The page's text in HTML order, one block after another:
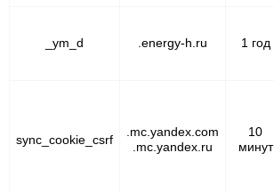
_ym_d .energy-h.ru 1 год
sync_cookie_csrf
.mc.yandex.com
.mc.yandex.ru
10
минут